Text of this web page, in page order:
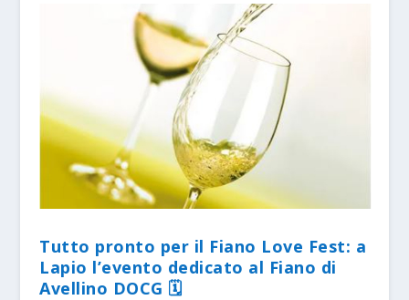
Tutto pronto per il Fiano Love Fest: a
Lapio l’evento dedicato al Fiano di
Avellino DOCG 🗓